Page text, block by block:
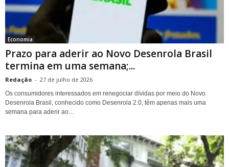
Economia
Prazo para aderir ao Novo Desenrola Brasil
termina em uma semana;...
Redação - 27 de julho de 2026
Os consumidores interessados em renegociar dívidas por meio do Novo
Desenrola Brasil, conhecido como Desenrola 2.0, têm apenas mais uma
semana para aderir ao...